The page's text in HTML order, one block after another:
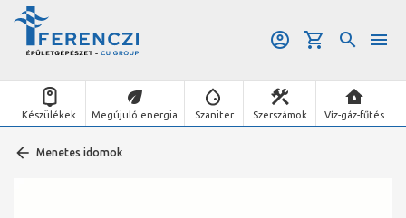
Készülékek Megújuló energia Szaniter Szerszámok Víz-gáz-fűtés
Menetes idomok